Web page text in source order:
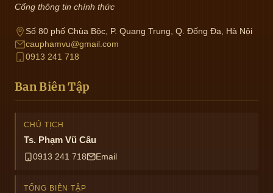
Cổng thông tin chính thức
Số 80 phố Chùa Bộc, P. Quang Trung, Q. Đống Đa, Hà Nội
cauphamvu@gmail.com
0913 241 718
Ban Biên Tập
CHỦ TỊCH
Ts. Phạm Vũ Câu
0913 241 718 Email
TỔNG BIÊN TẬP